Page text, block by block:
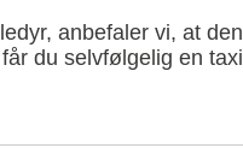
anbefaler vi, at
du selvfølgelig en